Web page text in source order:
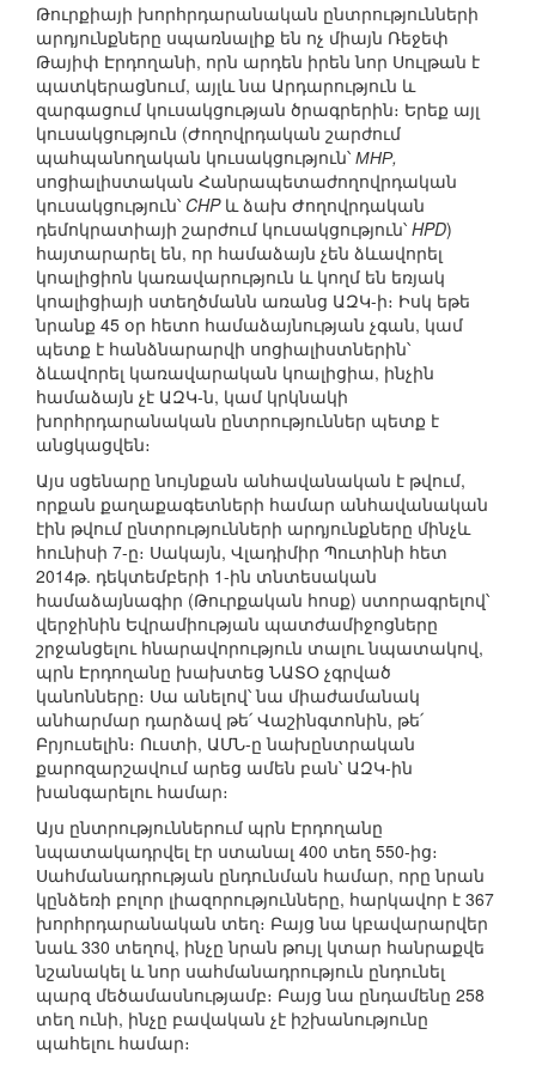
Թուրքիայի խորհրդարանական ընտրությունների
արդյունքները սպառնալիք են ոչ միայն Ռեջեփ
Թայիփ Էրդողանի, որն արդեն իրեն նոր Սուլթան է
պատկերացնում, այլև նա Արդարություն և
զարգացում կուսակցության ծրագրերին։ Երեք այլ
կուսակցություն (Ժողովրդական շարժում
պահպանողական կուսակցություն՝ МНР,
սոցիալիստական Հանրապետաժողովրդական
կուսակցություն՝ CHPև ձախ Ժողովրդական
դեմոկրատիայի շարժում կուսակցություն՝ HPD)
հայտարարել են, որ համաձայն չեն ձևավորել
կոալիցիոն կառավարություն և կողմ են եռյակ
կոալիցիայի ստեղծմանն առանց ԱԶԿ-ի։ Իսկ եթե
նրանք 45 օր հետո համաձայնության չգան, կամ
պետք է հանձնարարվի սոցիալիստներին՝
ձևավորել կառավարական կոալիցիա, ինչին
համաձայն չէ ԱԶԿ-ն, կամ կրկնակի
խորհրդարանական ընտրություններ պետք է
անցկացվեն։
Այս սցենարը նույնքան անհավանական է թվում,
որքան քաղաքագետների համար անհավանական
էին թվում ընտրությունների արդյունքները մինչև
հունիսի 7-ը։ Սակայն, Վլադիմիր Պուտինի հետ
2014թ. դեկտեմբերի 1-ին տնտեսական
համաձայնագիր (Թուրքական հոսք) ստորագրելով՝
վերջինին Եվրամիության պատժամիջոցները
շրջանցելու հնարավորություն տալու նպատակով,
պրն Էրդողանը խախտեց ՆԱՏՕ չգրված
կանոնները։ Սա անելով՝ նա միաժամանակ
անհարմար դարձավ թե՛ Վաշինգտոնին, թե՛
Բրյուսելին։ Ուստի, ԱՄՆ-ը նախընտրական
քարոզարշավում արեց ամեն բան՝ ԱԶԿ-ին
խանգարելու համար։
Այս ընտրություններում պրն Էրդողանը
նպատակադրվել էր ստանալ 400 տեղ 550-ից։
Սահմանադրության ընդունման համար, որը նրան
կընձեռի բոլոր լիազորությունները, հարկավոր է 367
խորհրդարանական տեղ։ Բայց նա կբավարարվեր
նաև 330 տեղով, ինչը նրան թույլ կտար հանրաքվե
նշանակել և նոր սահմանադրություն ընդունել
պարզ մեծամասնությամբ։ Բայց նա ընդամենը 258
տեղ ունի, ինչը բավական չէ իշխանությունը
պահելու համար։